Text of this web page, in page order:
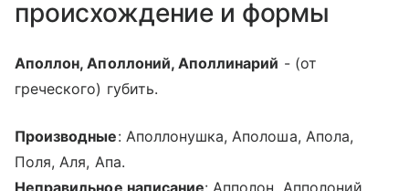
происхождение и формы
Аполлон, Аполлоний, Аполлинарий - (от
греческого) губить.
Производные: Аполлонушка, Аполоша, Апола,
Поля, Аля, Апа.
Неправильное написание: Апполон, Апполоний,